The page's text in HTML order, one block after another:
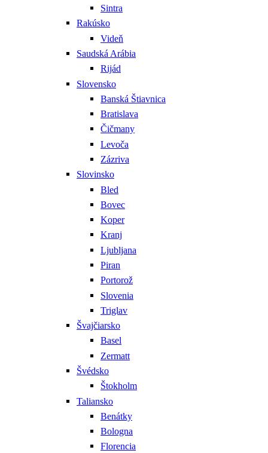
Sintra
Rakúsko
Videň
Saudská Arábia
Rijád
Slovensko
Banská Štiavnica
Bratislava
Čičmany
Levoča
Zázriva
Slovinsko
Bled
Bovec
Koper
Kranj
Ljubljana
Piran
Portorož
Slovenia
Triglav
Švajčiarsko
Basel
Zermatt
Švédsko
Štokholm
Taliansko
Benátky
Bologna
Florencia